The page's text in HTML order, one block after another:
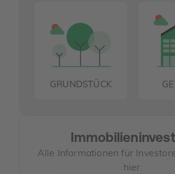
GRUNDSTÜCK
Alle Informationen für
hier: